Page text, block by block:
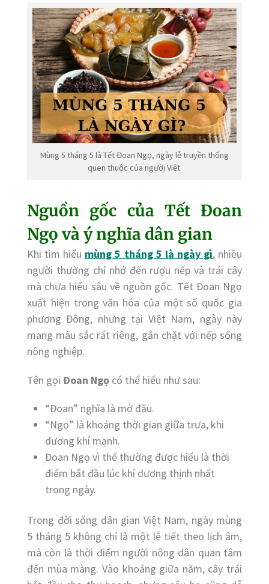
Mùng 5 tháng 5 là Tết Đoan Ngọ, ngày lễ truyền thống
quen thuộc của người Việt
Nguồn gốc của Tết Đoan
Ngọ và ý nghĩa dân gian
Khi tìm hiểu mùng 5 tháng 5 là ngày gì, nhiều
người thường chỉ nhớ đến rượu nếp và trái cây
mà chưa hiểu sâu về nguồn gốc. Tết Đoan Ngọ
xuất hiện trong văn hóa của một số quốc gia
phương Đông, nhưng tại Việt Nam, ngày này
mang màu sắc rất riêng, gắn chặt với nếp sống
nông nghiệp.
Tên gọi Đoan Ngọ có thể hiểu như sau:
“Đoan” nghĩa là mở đầu.
“Ngọ” là khoảng thời gian giữa trưa, khi
dương khí mạnh.
Đoan Ngọ vì thế thường được hiểu là thời
điểm bắt đầu lúc khí dương thịnh nhất
trong ngày.
Trong đời sống dân gian Việt Nam, ngày mùng
5 tháng 5 không chỉ là một lễ tiết theo lịch âm,
mà còn là thời điểm người nông dân quan tâm
đến mùa màng. Vào khoảng giữa năm, cây trái